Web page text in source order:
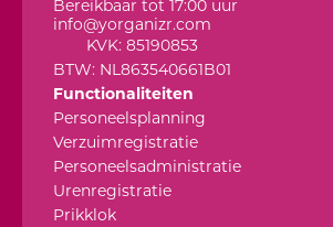
Bereikbaar tot 17:00 uur
info@yorganizr.com
KVK: 85190853
BTW: NL863540661B01
Functionaliteiten
Personeelsplanning
Verzuimregistratie
Personeelsadministratie
Urenregistratie
Prikklok